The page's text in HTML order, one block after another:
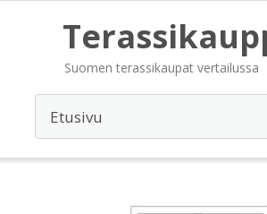
Suomen terassikaupat vertailussa